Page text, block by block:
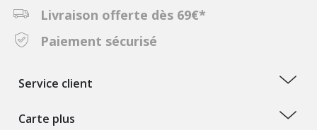
Livraison offerte dès 69€*
Paiement sécurisé
Service client
Carte plus